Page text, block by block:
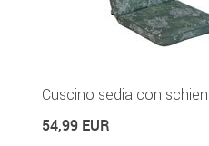
Cuscino sedia con
54,99 EUR